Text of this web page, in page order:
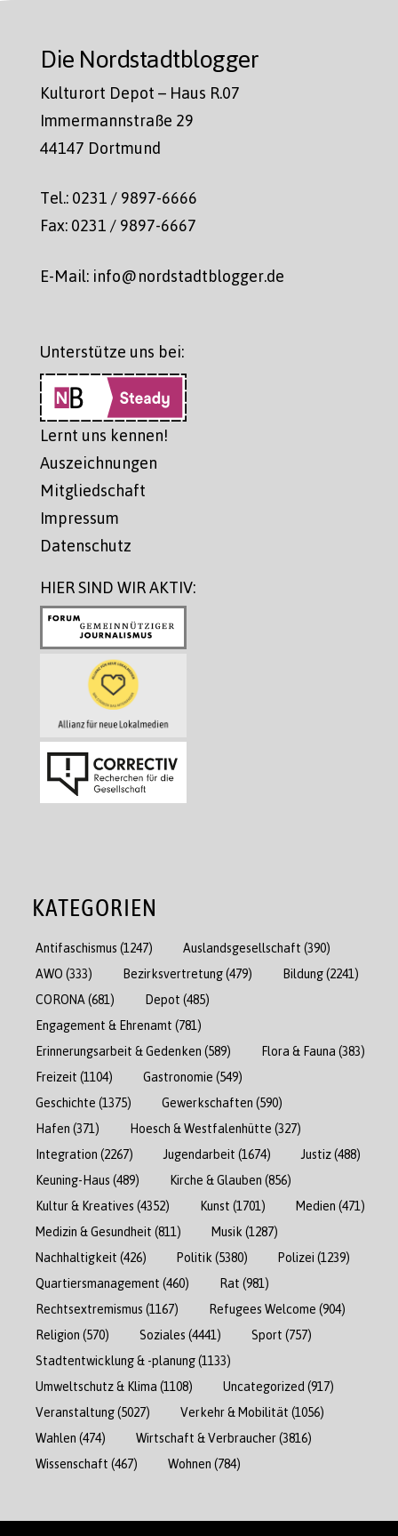
Die Nordstadtblogger
Kulturort Depot – Haus R.07
Immermannstraße 29
44147 Dortmund
Tel.: 0231 / 9897-6666
Fax: 0231 / 9897-6667
E-Mail: info@nordstadtblogger.de
Unterstütze uns bei:
Lernt uns kennen!
Auszeichnungen
Mitgliedschaft
Impressum
Datenschutz
HIER SIND WIR AKTIV:
KATEGORIEN
Antifaschismus (1247) Auslandsgesellschaft (390)
AWO (333) Bezirksvertretung(479) Bildung(2241)
CORONA (681) Depot (485)
Engagement & Ehrenamt (781)
Erinnerungsarbeit & Gedenken (589) Flora & Fauna (383)
Freizeit (1104) Gastronomie (549)
Geschichte (1375) Gewerkschaften (590)
Hafen (371) Hoesch & Westfalenhütte (327)
Integration (2267) Jugendarbeit (1674) Justiz(488)
Keuning-Haus (489) Kirche & Glauben (856)
Kultur & Kreatives (4352) Kunst (1701) Medien (471)
Medizin & Gesundheit (811) Musik (1287)
Nachhaltigkeit (426) Politik (5380) Polizei (1239)
Quartiersmanagement (460) Rat (981)
Rechtsextremismus (1167) Refugees Welcome (904)
Religion (570) Soziales (4441) Sport (757)
Stadtentwicklung & -planung(1133)
Umweltschutz & Klima (1108) Uncategorized (917)
Veranstaltung(5027) Verkehr & Mobilität (1056)
Wahlen (474) Wirtschaft & Verbraucher(3816)
Wissenschaft (467) Wohnen (784)